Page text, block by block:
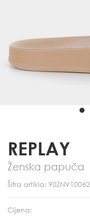
REPLAY
Ženska papuča
Šifra artikla: 90ZNV10062
Cijena: